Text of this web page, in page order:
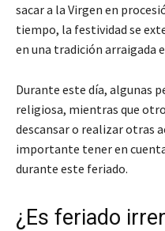
sacar a la Virgen en
tiempo, la festividad se
en una tradición arraigada
Durante este día, algunas
religiosa, mientras que
descansar o realizar otras
importante tener en
durante este feriado.
¿Es feriado